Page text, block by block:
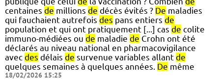
centaines de millions de décès évités ? De maladies
qui fauchaient autrefois des pans entiers de
population et qui ont pratiquement [...] cas de colite
immuno-médiées ou de maladie de Crohn ont été
déclarés au niveau national en pharmacovigilance
avec des délais de survenue variables allant de
quelques semaines à quelques années. De même
18/02/2026 15:25